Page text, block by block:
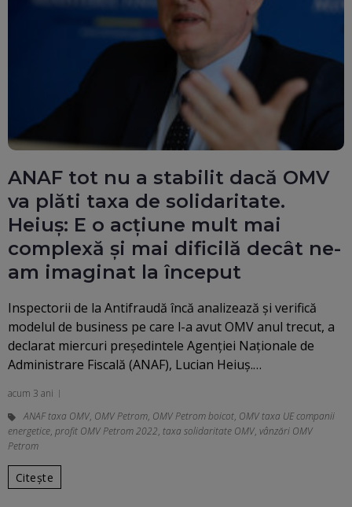
ANAF tot nu a stabilit dacă OMV
va plăti taxa de solidaritate.
Heiuș: E o acțiune mult mai
complexă și mai dificilă decât ne-
am imaginat la început
Inspectorii de la Antifraudă încă analizează şi verifică
modelul de business pe care l-a avut OMV anul trecut, a
declarat miercuri preşedintele Agenţiei Naţionale de
Administrare Fiscală (ANAF), Lucian Heiuş.…
acum 3 ani
ANAF taxa OMV, OMV Petrom, OMV Petrom boicot, OMV taxa UE companii
energetice, profit OMV Petrom 2022, taxa solidaritate OMV, vânzări OMV
Petrom
Citește